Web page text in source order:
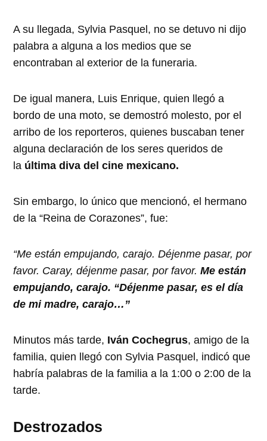
A su llegada, Sylvia Pasquel, no se detuvo ni dijo
palabra a alguna a los medios que se
encontraban al exterior de la funeraria.
De igual manera, Luis Enrique, quien llegó a
bordo de una moto, se demostró molesto, por el
arribo de los reporteros, quienes buscaban tener
alguna declaración de los seres queridos de
la última diva del cine mexicano.
Sin embargo, lo único que mencionó, el hermano
de la “Reina de Corazones”, fue:
“Me están empujando, carajo. Déjenme pasar, por
favor. Caray, déjenme pasar, por favor.Me están
empujando, carajo. “Déjenme pasar, es el día
de mi madre, carajo…”
Minutos más tarde, Iván Cochegrus, amigo de la
familia, quien llegó con Sylvia Pasquel, indicó que
habría palabras de la familia a la 1:00 o 2:00 de la
tarde.
Destrozados